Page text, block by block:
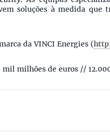
soluções à medida que
da VINCI Energies (
milhões de euros //